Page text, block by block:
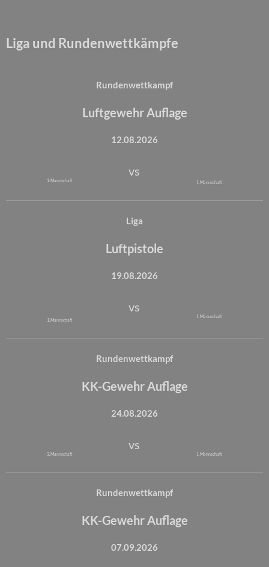
Liga und Rundenwettkämpfe
Rundenwettkampf
Luftgewehr Auflage
12.08.2026
1. Mannschaft
vs
1. Mannschaft
Liga
Luftpistole
19.08.2026
1. Mannschaft
vs
1. Mannschaft
Rundenwettkampf
KK-Gewehr Auflage
24.08.2026
3. Mannschaft
vs
1. Mannschaft
Rundenwettkampf
KK-Gewehr Auflage
07.09.2026